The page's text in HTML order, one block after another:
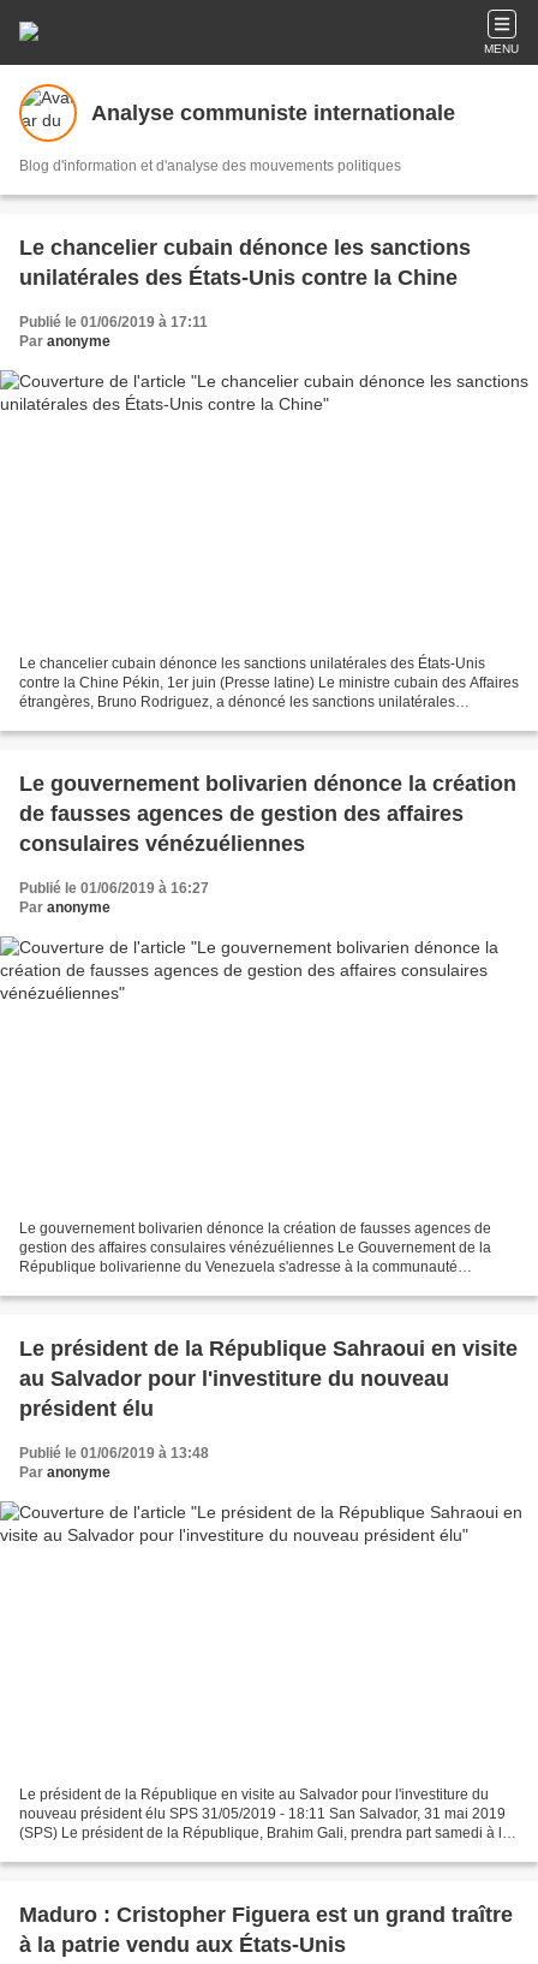
MENU
Analyse communiste internationale
Blog d'information et d'analyse des mouvements politiques
Le chancelier cubain dénonce les sanctions
unilatérales des États-Unis contre la Chine
Publié le 01/06/2019 à 17:11
Par anonyme
Le chancelier cubain dénonce les sanctions unilatérales des États-Unis
contre la Chine Pékin, 1er juin (Presse latine) Le ministre cubain des Affaires
étrangères, Bruno Rodriguez, a dénoncé les sanctions unilatérales
Le gouvernement bolivarien dénonce la création
de fausses agences de gestion des affaires
consulaires vénézuéliennes
Publié le 01/06/2019 à 16:27
Par anonyme
Le gouvernement bolivarien dénonce la création de fausses agences de
gestion des affaires consulaires vénézuéliennes Le Gouvernement de la
République bolivarienne du Venezuela s'adresse à la communauté
Le président de la République Sahraoui en visite
au Salvador pour l'investiture du nouveau
président élu
Publié le 01/06/2019 à 13:48
Par anonyme
Le président de la République en visite au Salvador pour l'investiture du
nouveau président élu SPS 31/05/2019 - 18:11 San Salvador, 31 mai 2019
(SPS) Le président de la République, Brahim Gali, prendra part samedi à la
Maduro : Cristopher Figuera est un grand traître
à la patrie vendu aux États-Unis